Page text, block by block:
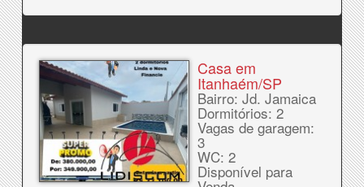
Casa em
Itanhaém/SP
Bairro: Jd. Jamaica
Dormitórios: 2
Vagas de garagem:
3
WC: 2
Disponível para